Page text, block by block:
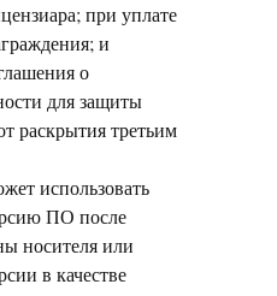
при уплате
и
о
для защиты
раскрытия третьим
использовать
ПО после
носителя или
в качестве